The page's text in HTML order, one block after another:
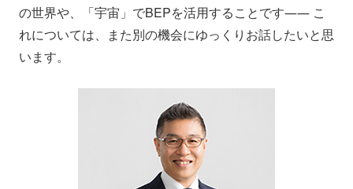
の世界や、「宇宙」でBEPを活用することです―― こ
れについては、また別の機会にゆっくりお話したいと思
います。